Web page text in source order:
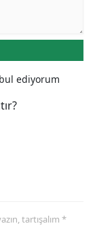
ediyorum
tartışalım *